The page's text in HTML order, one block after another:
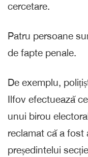
cercetare.
Patru persoane
de fapte penale.
De exemplu,
Ilfov efectuează
unui birou
reclamat că a fost
președintelui